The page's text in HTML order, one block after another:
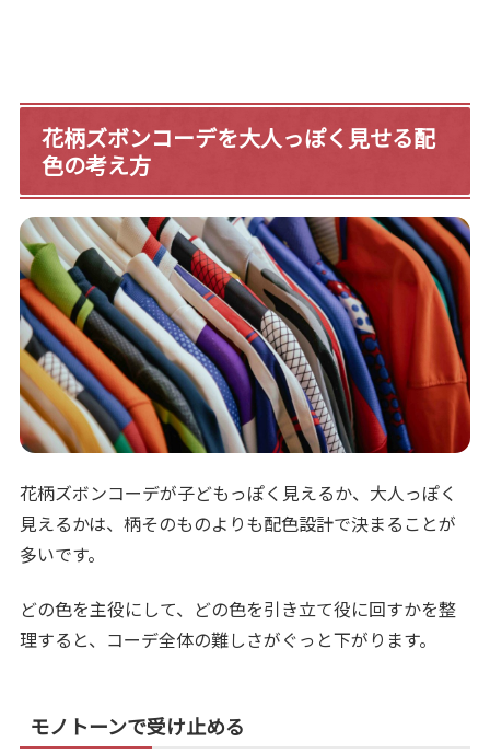
花柄ズボンコーデを大人っぽく見せる配
色の考え方
花柄ズボンコーデが子どもっぽく見えるか、大人っぽく
見えるかは、柄そのものよりも配色設計で決まることが
多いです。
どの色を主役にして、どの色を引き立て役に回すかを整
理すると、コーデ全体の難しさがぐっと下がります。
モノトーンで受け止める